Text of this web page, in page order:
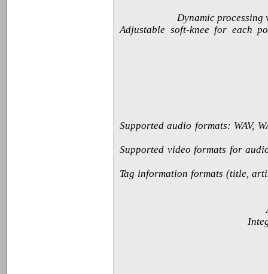
· Adjustable soft-knee for each
· Supported audio formats: WAV,
· Supported video formats for
· Tag information formats (title,